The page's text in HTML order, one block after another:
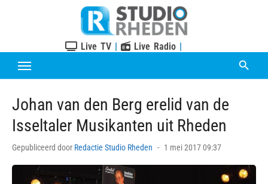
Live TV | Live Radio |
Johan van den Berg erelid van de
Isseltaler Musikanten uit Rheden
Gepubliceerd door Redactie Studio Rheden
Posted
1 mei 2017 09:37